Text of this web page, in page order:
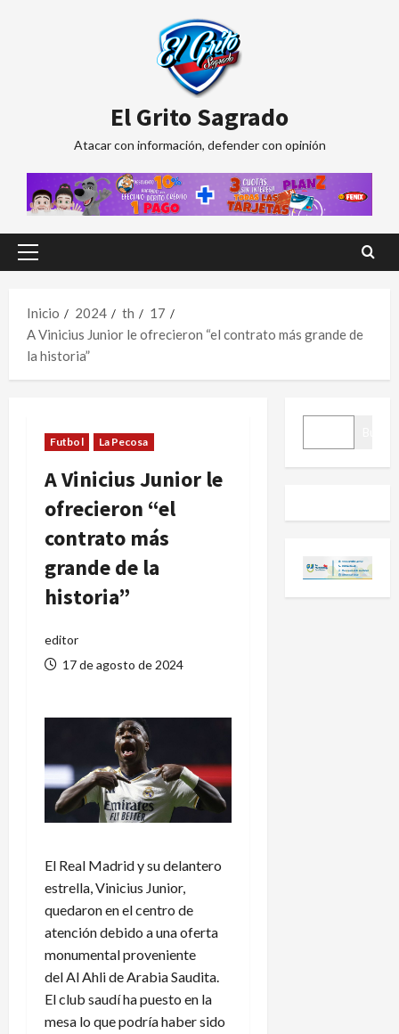
El Grito Sagrado
Atacar con información, defender con opinión
Menú
Inicio
2024 th
17
A Vinicius Junior le ofrecieron “el contrato más grande de
la historia”
Futbol La Pecosa
A Vinicius Junior le
ofrecieron “el
contrato más
grande de la
historia”
editor
17 de agosto de 2024
El Real Madrid y su delantero
estrella, Vinicius Junior,
quedaron en el centro de
atención debido a una oferta
monumental proveniente
del Al Ahli de Arabia Saudita.
El club saudí ha puesto en la
mesa lo que podría haber sido